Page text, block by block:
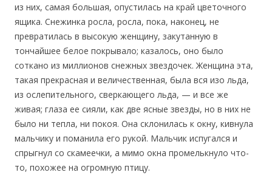
из них, самая большая, опустилась на край цветочного
ящика. Снежинка росла, росла, пока, наконец, не
превратилась в высокую женщину, закутанную в
тончайшее белое покрывало; казалось, оно было
соткано из миллионов снежных звездочек. Женщина эта,
такая прекрасная и величественная, была вся изо льда,
из ослепительного, сверкающего льда, — и все же
живая; глаза ее сияли, как две ясные звезды, но в них не
было ни тепла, ни покоя. Она склонилась к окну, кивнула
мальчику и поманила его рукой. Мальчик испугался и
спрыгнул со скамеечки, а мимо окна промелькнуло что-
то, похожее на огромную птицу.